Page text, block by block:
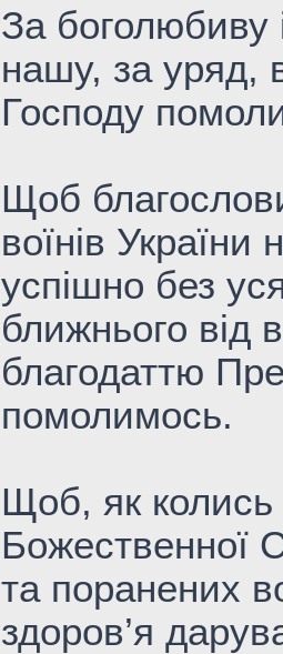
За боголюбиву
нашу, за уряд,
Господу
Щоб
воїнів України
успішно без
ближнього від
благодаттю
помолимось.
Щоб, як колись
Божественної
та поранених
здоров’я